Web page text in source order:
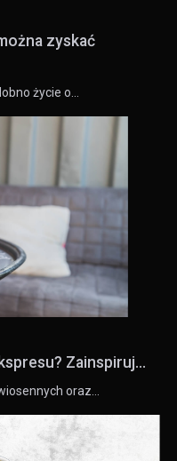
zyskać
życie o…
Zainspiruj...
oraz…